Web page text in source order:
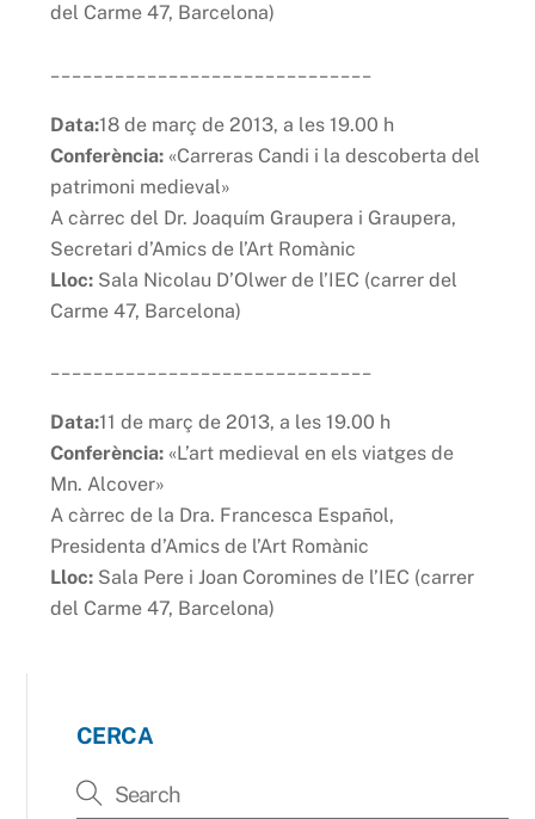
del Carme 47, Barcelona)
Data:18 de març de 2013, a les 19.00 h
Conferència: «Carreras Candi i la descoberta del
patrimoni medieval»
A càrrec del Dr. Joaquím Graupera i Graupera,
Secretari d’Amics de l’Art Romànic
Lloc: Sala Nicolau D’Olwer de l’IEC (carrer del
Carme 47, Barcelona)
Data:11 de març de 2013, a les 19.00 h
Conferència: «L’art medieval en els viatges de
Mn. Alcover»
A càrrec de la Dra. Francesca Español,
Presidenta d’Amics de l’Art Romànic
Lloc: Sala Pere i Joan Coromines de l’IEC (carrer
del Carme 47, Barcelona)
CERCA